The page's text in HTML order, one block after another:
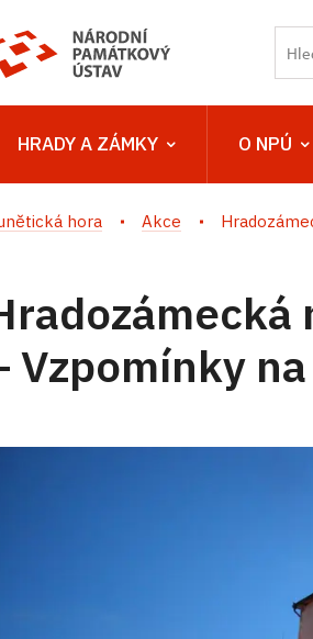
HRADY A ZÁMKY O NPÚ
hora Akce
Vzpomínky